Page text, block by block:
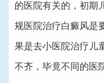
的医院有关的，初期
规医院治疗白癜风是
果是去小医院治疗儿
不齐，毕竟不同的医